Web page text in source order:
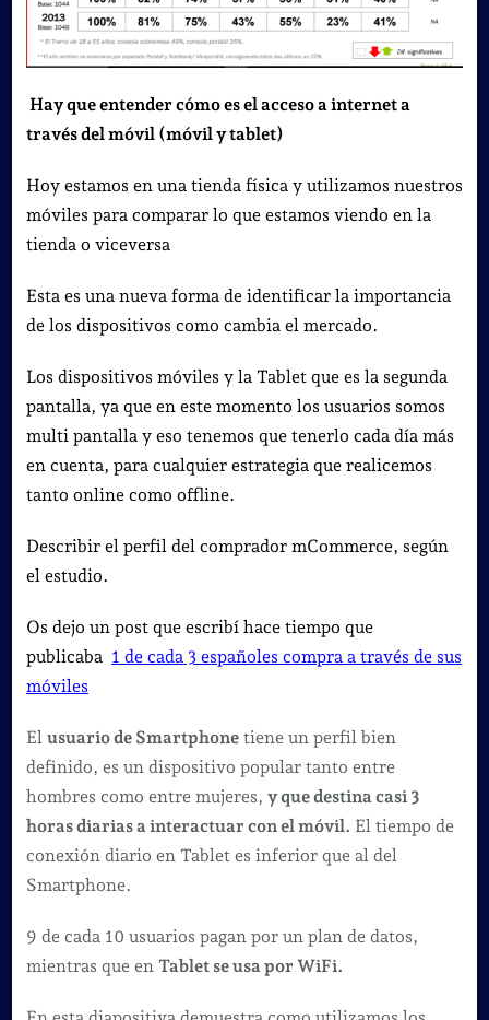
Hay que entender cómo es el acceso a internet a
través del móvil (móvil y tablet)
Hoy estamos en una tienda física y utilizamos nuestros
móviles para comparar lo que estamos viendo en la
tienda o viceversa
Esta es una nueva forma de identificar la importancia
de los dispositivos como cambia el mercado.
Los dispositivos móviles y la Tablet que es la segunda
pantalla, ya que en este momento los usuarios somos
multi pantalla y eso tenemos que tenerlo cada día más
en cuenta, para cualquier estrategia que realicemos
tanto online como offline.
Describir el perfil del comprador mCommerce, según
el estudio.
Os dejo un post que escribí hace tiempo que
publicaba 1 de cada 3 españoles compra a través de sus
móviles
El usuario de Smartphonetiene un perfil bien
definido, es un dispositivo popular tanto entre
hombres como entre mujeres, y que destina casi 3
horas diarias a interactuar con el móvil. El tiempo de
conexión diario en Tablet es inferior que al del
Smartphone.
9 de cada 10 usuarios pagan por un plan de datos,
mientras que en Tablet se usa por WiFi.